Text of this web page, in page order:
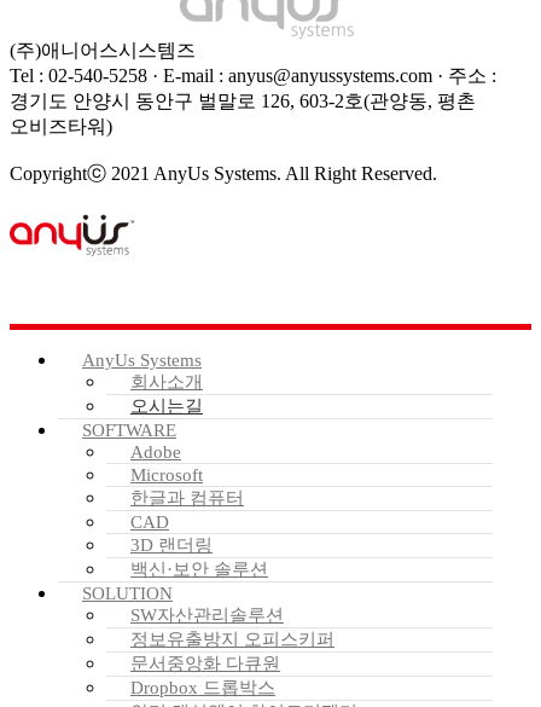
(주)애니어스시스템즈
Tel : 02-540-5258 · E-mail : anyus@anyussystems.com · 주소 :
경기도 안양시 동안구 벌말로 126, 603-2호(관양동, 평촌
오비즈타워)
Copyrightⓒ 2021 AnyUs Systems. All Right Reserved.
AnyUs Systems
회사소개
오시는길
SOFTWARE
Adobe
Microsoft
한글과 컴퓨터
CAD
3D 랜더링
백신·보안 솔루션
SOLUTION
SW자산관리솔루션
정보유출방지 오피스키퍼
문서중앙화 다큐원
Dropbox 드롭박스